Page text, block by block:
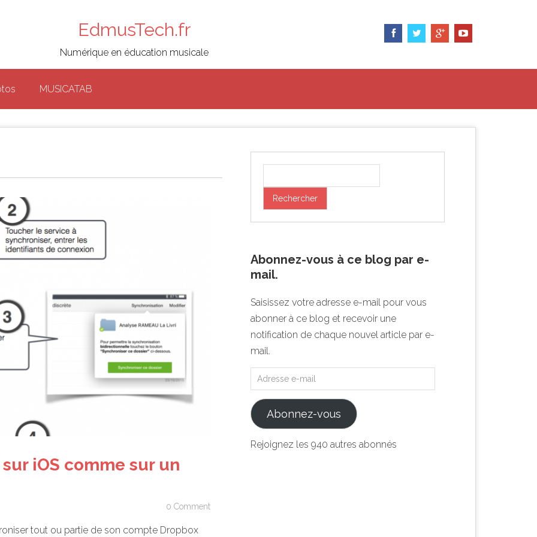
EdmusTech.fr
Numérique en éducation musicale
MUSICATAB
iOS comme sur un
0 Comment
tout ou partie de son compte Dropbox
Abonnez-vous à ce blog par e-
mail.
Saisissez votre adresse e-mail pour vous
abonner à ce blog et recevoir une
notification de chaque nouvel article par e-
mail.
Abonnez-vous
Rejoignez les 940 autres abonnés